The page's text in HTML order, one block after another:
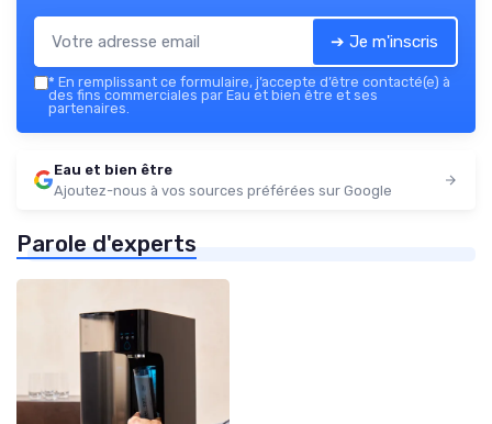
➔ Je m'inscris
* En remplissant ce formulaire, j’accepte d’être contacté(e) à
des fins commerciales par Eau et bien être et ses
partenaires.
Eau et bien être
Ajoutez-nous à vos sources préférées sur Google
Parole d'experts